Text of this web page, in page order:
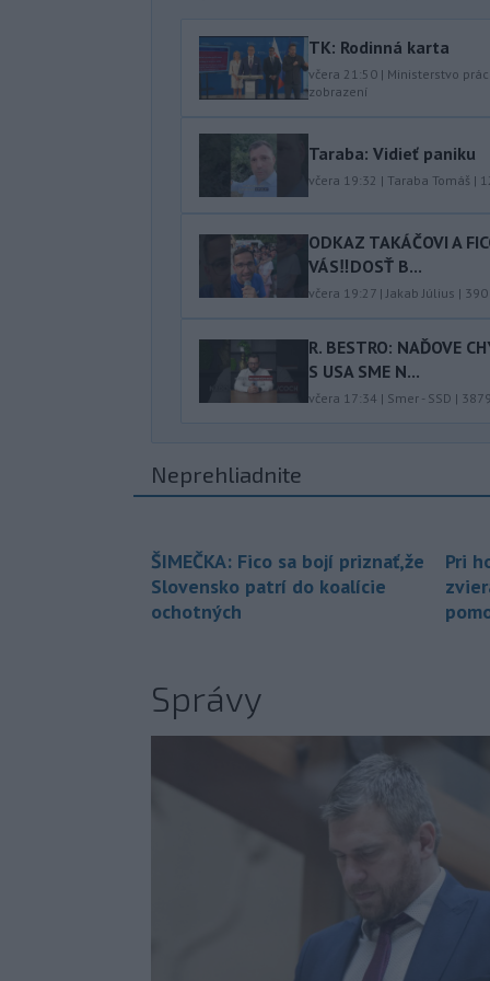
TK: Rodinná karta
včera 21:50 | Ministerstvo
zobrazení
Taraba: Vidieť paniku
včera 19:32 | Taraba Tomáš |
ODKAZ TAKÁČOVI A
VÁS‼️DOSŤ B...
včera 19:27 | Jakab Július | 390
R. BESTRO: NAĎOVE
S USA SME N...
včera 17:34 | Smer - SSD | 3879
Neprehliadnite
ŠIMEČKA: Fico sa bojí priznať,že
Slovensko patrí do koalície
ochotných
Pri
Správy